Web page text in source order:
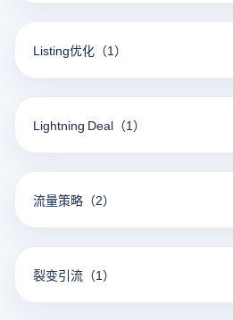
Listing优化 （1）
Lightning Deal （1）
流量策略 （2）
裂变引流 （1）